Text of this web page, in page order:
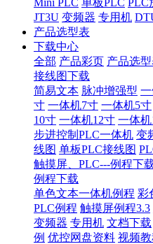
Mini PLC 单板PLC PLC
JT3U 变频器 专用机
产品选型表
下载中心
全部 产品彩页 产品选
接线图下载
简易文本 脉冲增强型
寸 一体机7寸 一体机5寸
10寸 一体机12寸 一体
步进控制PLC一体机 变
线图 单板PLC接线图
触摸屏、PLC---例程下
例程下载
单色文本一体机例程 彩
PLC例程 触摸屏例程3.3
变频器 专用机 文档下载
例 优控网盘资料 视频